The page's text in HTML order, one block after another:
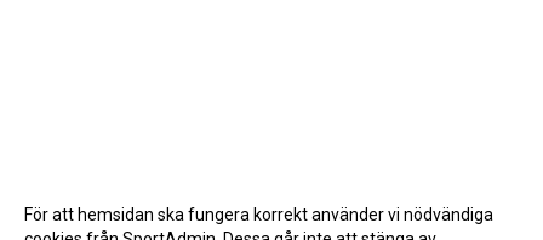
För att hemsidan ska fungera korrekt använder vi nödvändiga